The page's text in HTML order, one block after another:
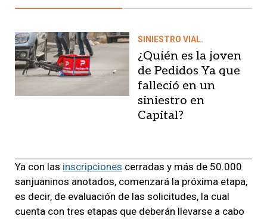
SINIESTRO VIAL.
¿Quién es la joven
de Pedidos Ya que
falleció en un
siniestro en
Capital?
Ya con las inscripciones cerradas y más de 50.000
sanjuaninos anotados, comenzará la próxima etapa,
es decir, de evaluación de las solicitudes, la cual
cuenta con tres etapas que deberán llevarse a cabo